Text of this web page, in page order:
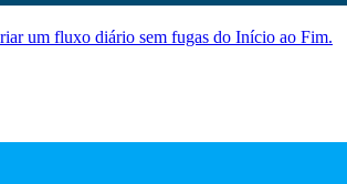
um fluxo diário sem fugas do Início ao Fim.